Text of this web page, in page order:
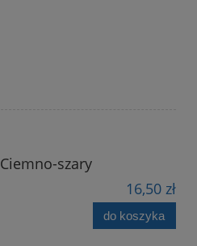
szary
16,50 zł
do koszyka